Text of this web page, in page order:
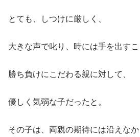
とても、しつけに厳しく、
大きな声で叱り、時には手を出すこ
勝ち負けにこだわる親に対して、
優しく気弱な子だったと。
その子は、両親の期待には沿えなか